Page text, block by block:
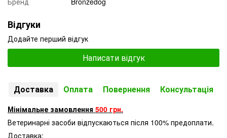
Відгуки
Додайте перший відгук
Написати відгук
Доставка Оплата Повернення Консультація
Мінімальне замовлення 500 грн.
Ветеринарні засоби відпускаються після 100% предоплати.
Доставка: